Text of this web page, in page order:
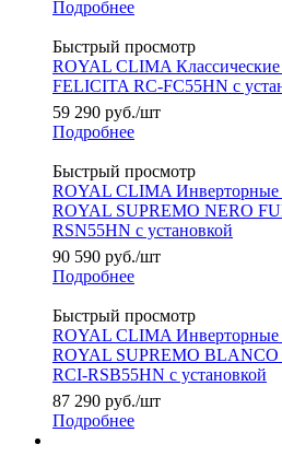
Подробнее
Быстрый просмотр
ROYAL CLIMA
FELICITA RC-FC55HN с
59 290 руб./шт
Подробнее
Быстрый просмотр
ROYAL CLIMA Инверторные
ROYAL SUPREMO NERO
RSN55HN с установкой
90 590 руб./шт
Подробнее
Быстрый просмотр
ROYAL CLIMA Инверторные
ROYAL SUPREMO
RCI-RSB55HN с установкой
87 290 руб./шт
Подробнее